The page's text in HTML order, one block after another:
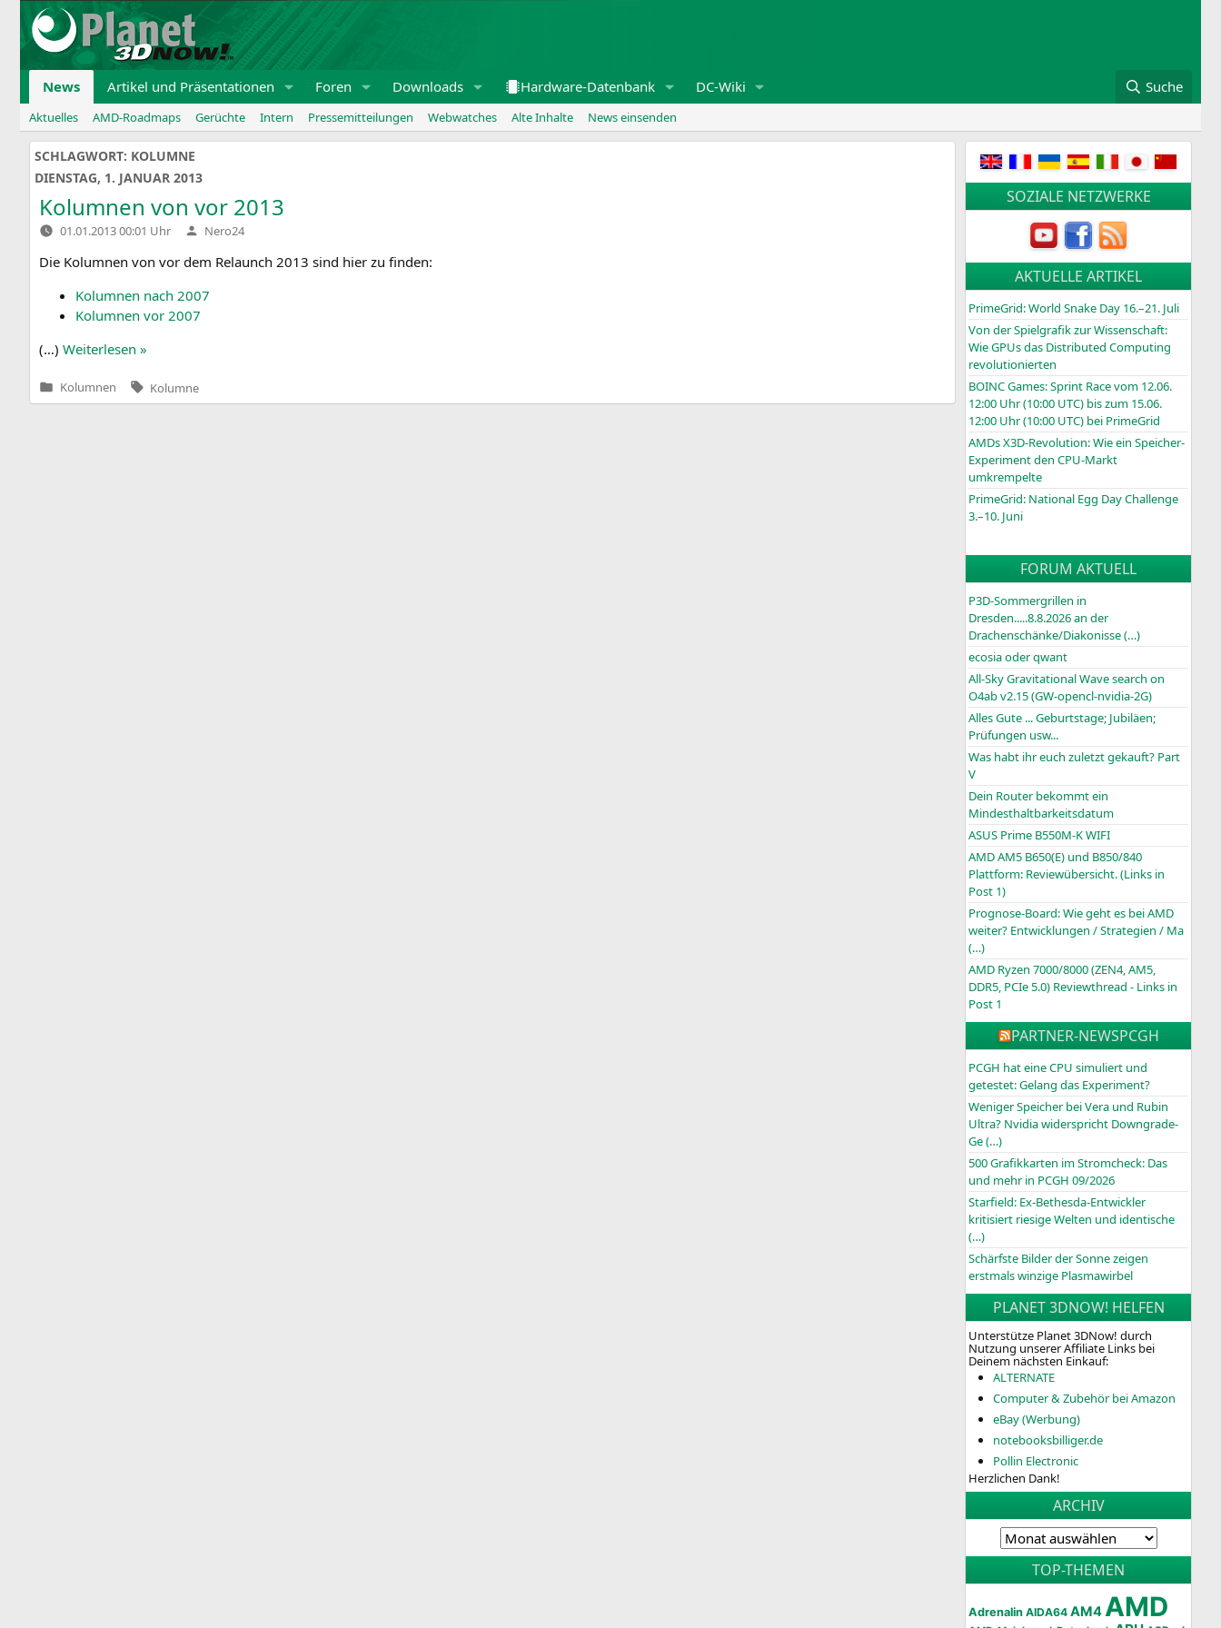
Zum
Inhalt
springen
News Artikel und Präsentationen Foren Downloads Hardware-Datenbank DC-Wiki Suche
Aktuelles AMD-Roadmaps Gerüchte Intern Pressemitteilungen Webwatches Alte Inhalte News einsenden
SCHLAGWORT: KOLUMNE
DIENSTAG, 1. JANUAR 2013
Kolumnen von vor 2013
01.01.2013 00:01 Uhr Verfasst
von
Nero24
Die Kolum­nen von vor dem Relaunch 2013 sind hier zu finden:
Kolum­nen nach 2007
Kolum­nen vor 2007
(…) Wei­ter­le­sen »
Veröffentlicht
in
Kolumnen Tags:
Kolumne
SOZIALE NETZWERKE
AKTUELLE ARTIKEL
PrimeGrid: World Snake Day 16.–21. Juli
Von der Spielgrafik zur Wissenschaft:
Wie GPUs das Distributed Computing
revolutionierten
BOINCGames: Sprint Race vom 12.06.
12:00 Uhr (10:00 UTC) bis zum 15.06.
12:00 Uhr (10:00 UTC) bei PrimeGrid
AMDs X3D-Revolution: Wie ein Speicher-
Experiment den CPU-Markt
umkrempelte
PrimeGrid: National Egg Day Challenge
3.–10. Juni
FORUM AKTUELL
P3D-Sommergrillen in
Dresden.....8.8.2026 an der
Drachenschänke/Diakonisse (…)
ecosia oder qwant
All-Sky Gravitational Wave search on
O4ab v2.15 (GW-opencl-nvidia-2G)
Alles Gute ... Geburtstage; Jubiläen;
Prüfungen usw...
Was habt ihr euch zuletzt gekauft? Part
V
Dein Router bekommt ein
Mindesthaltbarkeitsdatum
ASUS Prime B550M-K WIFI
AMD AM5 B650(E) und B850/840
Plattform: Reviewübersicht. (Links in
Post 1)
Prognose-Board: Wie geht es bei AMD
weiter? Entwicklungen / Strategien / Ma
(…)
AMD Ryzen 7000/8000 (ZEN4, AM5,
DDR5, PCIe 5.0) Reviewthread - Links in
Post 1
PARTNER-NEWSPCGH
PCGH hat eine CPU simuliert und
getestet: Gelang das Experiment?
Weniger Speicher bei Vera und Rubin
Ultra? Nvidia widerspricht Downgrade-
Ge (…)
500 Grafikkarten im Stromcheck: Das
und mehr in PCGH 09/2026
Starfield: Ex-Bethesda-Entwickler
kritisiert riesige Welten und identische
(…)
Schärfste Bilder der Sonne zeigen
erstmals winzige Plasmawirbel
PLANET 3DNOW! HELFEN
Unterstütze Planet 3DNow! durch
Nutzung unserer Affiliate Links bei
Deinem nächsten Einkauf:
ALTERNATE
Computer & Zubehör bei Amazon
eBay (Werbung)
notebooksbilliger.de
Pollin Electronic
Herzlichen Dank!
ARCHIV
TOP-THEMEN
Adrenalin AIDA64 AM4AMD